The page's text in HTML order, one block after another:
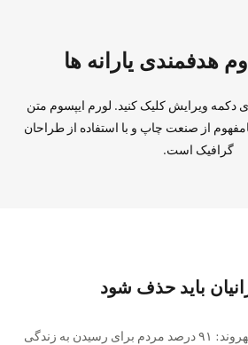
دکمه ویرایش کلیک کنید. لورم ایپسوم متن
از صنعت چاپ و با استفاده از طراحان
گرافیک است.
حسام مهدوی – روزنامه شهروند: ۹۱ درصد مردم برای رسیدن به زندگی